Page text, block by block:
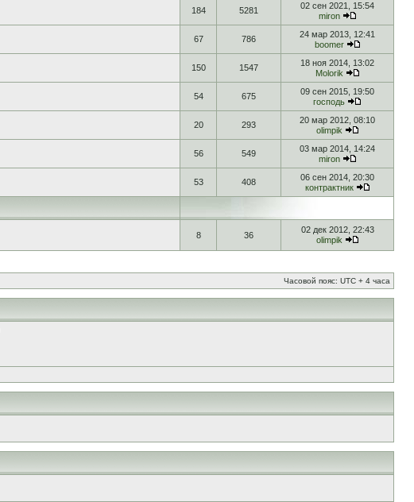
184 5281
02 сен 2021, 15:54
miron
67 786
24 мар 2013, 12:41
boomer
150 1547
18 ноя 2014, 13:02
Molorik
54 675
09 сен 2015, 19:50
господь
20 293
20 мар 2012, 08:10
olimpik
56 549
03 мар 2014, 14:24
miron
53 408
06 сен 2014, 20:30
контрактник
8 36
02 дек 2012, 22:43
olimpik
Часовой пояс: UTC + 4 часа